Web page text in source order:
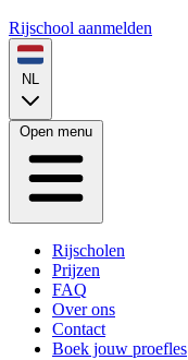
Rijschool aanmelden
NL
Open menu
Rijscholen
Prijzen
FAQ
Over ons
Contact
Boek jouw proefles